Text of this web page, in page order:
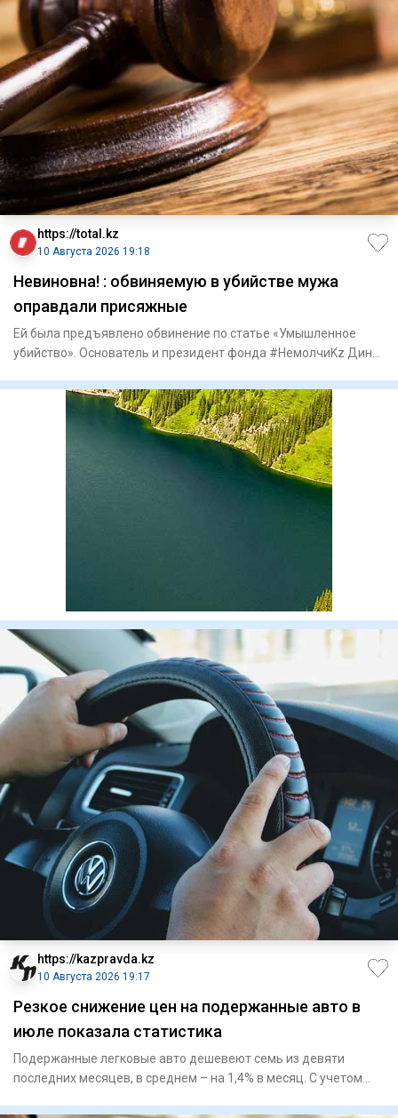
https://total.kz
10 Августа 2026 19:18
Невиновна! : обвиняемую в убийстве мужа
оправдали присяжные
Ей была предъявлено обвинение по статье «Умышленное
убийство». Основатель и президент фонда #НемолчиKz Дина
https://kazpravda.kz
10 Августа 2026 19:17
Резкое снижение цен на подержанные авто в
июле показала статистика
Подержанные легковые авто дешевеют семь из девяти
последних месяцев, в среднем – на 1,4% в месяц. С учетом